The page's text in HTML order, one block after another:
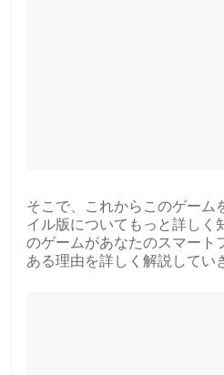
そこで、これからこのゲーム
イル版についてもっと詳しく
のゲームがあなたのスマート
ある理由を詳しく解説してい